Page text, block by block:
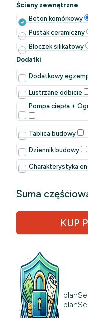
Ściany zewnętrzne
Beton komórkowy
Pustak ceramiczny
Bloczek silikatowy
Dodatki
Dodatkowy
Lustrzane odbicie
Pompa ciepła +
Tablica budowy
Dziennik budowy
Charakterystyka
Suma
KUP